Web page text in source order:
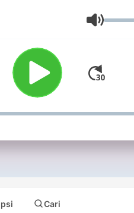
enormidade e
nada. Há uma magia
maior invenção
Só.
Um podcast Rádio
Cari